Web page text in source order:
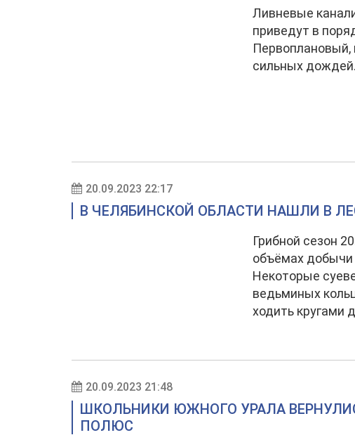
Ливневые
приведут в
Первоплановый,
сильных дождей.
20.09.2023 22:17
В ЧЕЛЯБИНСКОЙ ОБЛАСТИ НАШЛИ В
Грибной сезон
объёмах добычи
Некоторые
ведьминых
ходить кругами
20.09.2023 21:48
ШКОЛЬНИКИ ЮЖНОГО УРАЛА
ПОЛЮС